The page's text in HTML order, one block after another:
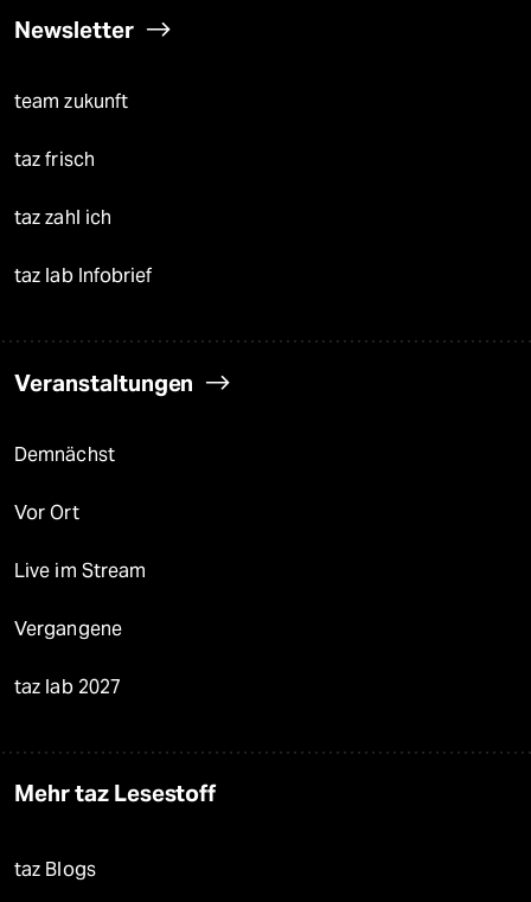
Newsletter
team zukunft
taz frisch
taz zahl ich
taz lab Infobrief
Veranstaltungen
Demnächst
Vor Ort
Live im Stream
Vergangene
taz lab 2027
Mehr taz Lesestoff
taz Blogs